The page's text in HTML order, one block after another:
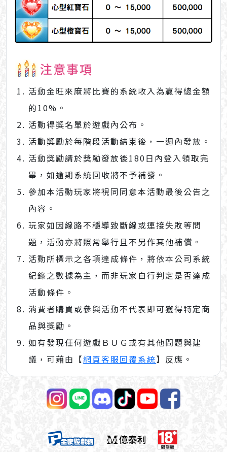
注意事項
活動金旺來麻將比賽的系統收入為贏得總金額
的10%。
活動得獎名單於遊戲內公布。
活動獎勵於每階段活動結束後，一週內發放。
活動獎勵請於獎勵發放後180日內登入領取完
畢，如逾期系統回收將不予補發。
參加本活動玩家將視同同意本活動最後公告之
內容。
玩家如因線路不穩導致斷線或連接失敗等問
題，活動亦將照常舉行且不另作其他補償。
活動所標示之各項達成條件，將依本公司系統
紀錄之數據為主，而非玩家自行判定是否達成
活動條件。
消費者購買或參與活動不代表即可獲得特定商
品與獎勵。
如有發現任何遊戲ＢＵＧ或有其他問題與建
議，可藉由【網頁客服回覆系統】反應。